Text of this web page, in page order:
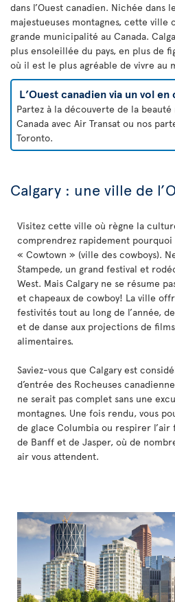
dans l’Ouest canadien. Nichée dans
majestueuses montagnes, cette
grande municipalité au Canada.
plus ensoleillée du pays, en plus de
où il est le plus agréable de vivre au
L’Ouest canadien via un vol
Partez à la découverte de la
Canada avec Air Transat ou nos
Toronto.
Calgary : une ville de
Visitez cette ville où règne la
comprendrez rapidement pourquoi
« Cowtown » (ville des cowboys).
Stampede, un grand festival et
West. Mais Calgary ne se résume
et chapeaux de cowboy! La ville
festivités tout au long de l’année,
et de danse aux projections de
alimentaires.
Saviez-vous que Calgary est
d’entrée des Rocheuses
ne serait pas complet sans une
montagnes. Une fois rendu, vous
de glace Columbia ou respirer l’air
de Banff et de Jasper, où de
air vous attendent.